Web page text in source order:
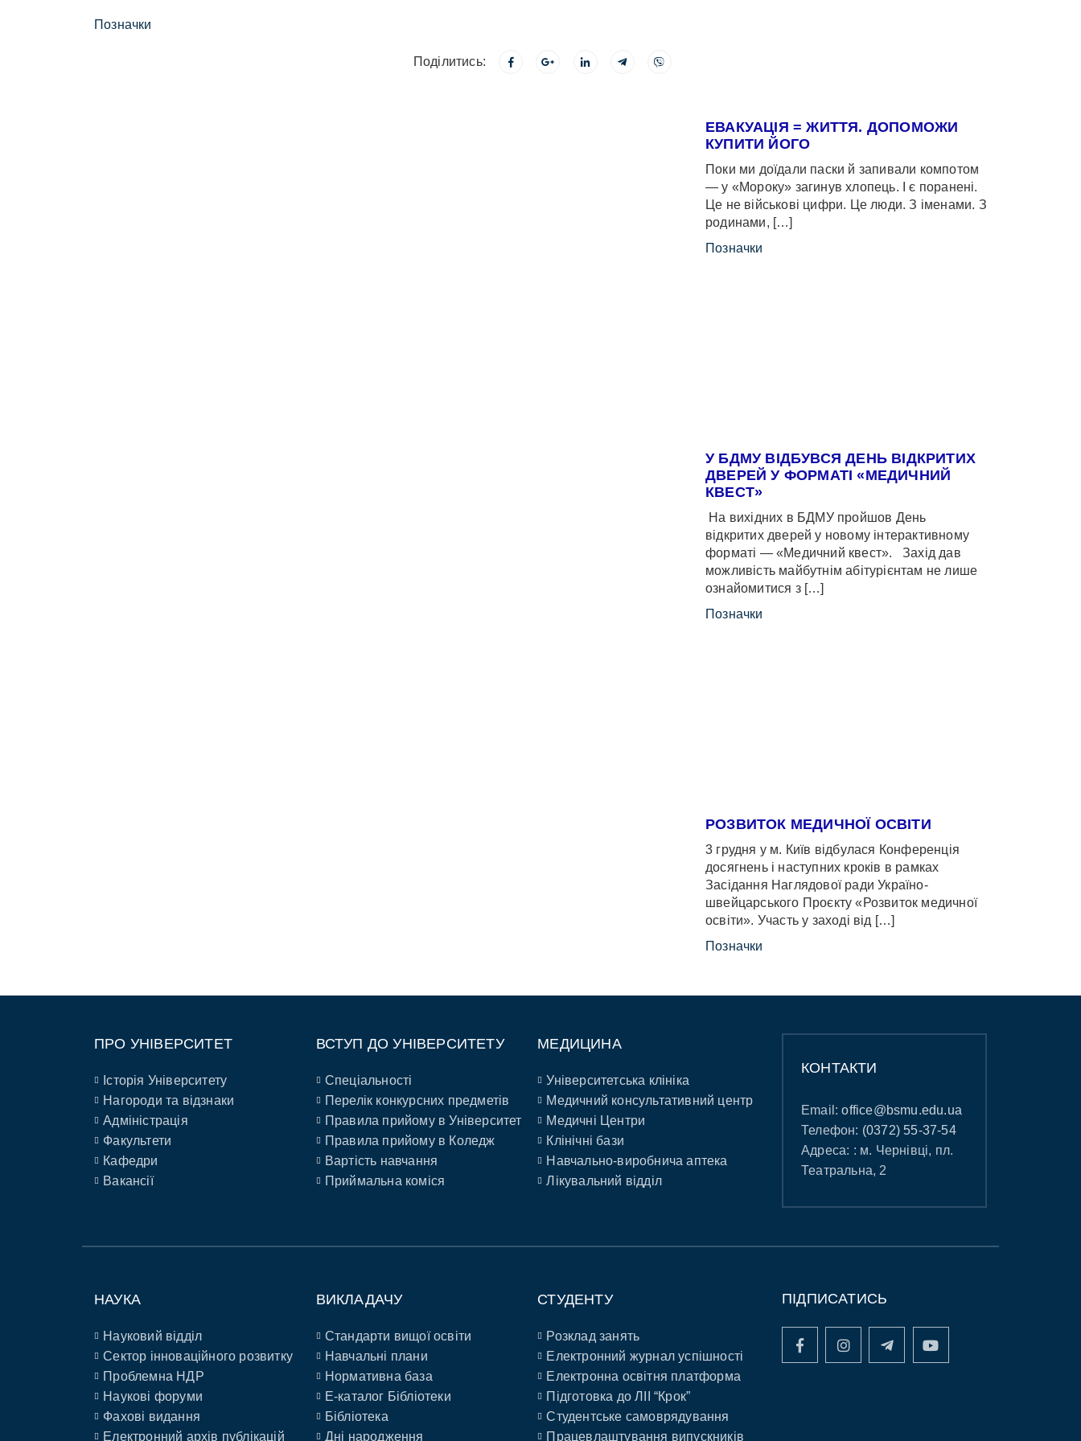
Позначки
Поділитись:
ЕВАКУАЦІЯ = ЖИТТЯ. ДОПОМОЖИ
КУПИТИ ЙОГО
Поки ми доїдали паски й запивали компотом
— у «Мороку» загинув хлопець. І є поранені.
Це не військові цифри. Це люди. З іменами. З
родинами, […]
Позначки
У БДМУ ВІДБУВСЯ ДЕНЬ ВІДКРИТИХ
ДВЕРЕЙ У ФОРМАТІ «МЕДИЧНИЙ
КВЕСТ»
На вихідних в БДМУ пройшов День
відкритих дверей у новому інтерактивному
форматі — «Медичний квест». Захід дав
можливість майбутнім абітурієнтам не лише
ознайомитися з […]
Позначки
РОЗВИТОК МЕДИЧНОЇ ОСВІТИ
3 грудня у м. Київ відбулася Конференція
досягнень і наступних кроків в рамках
Засідання Наглядової ради Україно-
швейцарського Проєкту «Розвиток медичної
освіти». Участь у заході від […]
Позначки
ПРО УНІВЕРСИТЕТ
Історія Університету
Нагороди та відзнаки
Адміністрація
Факультети
Кафедри
Вакансії
ВСТУП ДО УНІВЕРСИТЕТУ
Спеціальності
Перелік конкурсних предметів
Правила прийому в Університет
Правила прийому в Коледж
Вартість навчання
Приймальна коміся
МЕДИЦИНА
Університетська клініка
Медичний консультативний центр
Медичні Центри
Клінічні бази
Навчально-виробнича аптека
Лікувальний відділ
КОНТАКТИ
Email:office@bsmu.edu.ua
Телефон: (0372) 55-37-54
Адреса: : м. Чернівці, пл.
Театральна, 2
НАУКА
Науковий відділ
Сектор інноваційного розвитку
Проблемна НДР
Наукові форуми
Фахові видання
Електронний архів публікацій
ВИКЛАДАЧУ
Стандарти вищої освіти
Навчальні плани
Нормативна база
E-каталог Бібліотеки
Бібліотека
Дні народження
СТУДЕНТУ
Розклад занять
Електронний журнал успішності
Електронна освітня платформа
Підготовка до ЛІІ “Крок”
Студентське самоврядування
Працевлаштування випускників
ПІДПИСАТИСЬ